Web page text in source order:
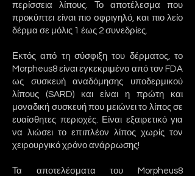
περίσσεια λίπους. Το αποτέλεσμα που
προκύπτει είναι πιο σφριγηλό, και πιο λείο
δέρμα σε μόλις 1 έως 2 συνεδρίες.
Εκτός από τη σύσφιξη του δέρματος, το
Morpheus8 είναι εγκεκριμένο από τον FDA
ως συσκευή αναδόμησης υποδερμικού
λίπους (SARD) και είναι η πρώτη και
μοναδική συσκευή που μειώνει το λίπος σε
ευαίσθητες περιοχές. Είναι εξαιρετικό για
να λιώσει το επιπλέον λίπος χωρίς τον
χειρουργικό χρόνο ανάρρωσης!
Τα αποτελέσματα του Morpheus8